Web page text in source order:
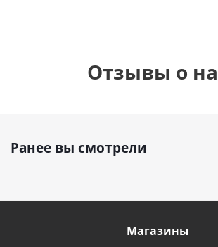
Отзывы о
Ранее вы смотрели
Магазины